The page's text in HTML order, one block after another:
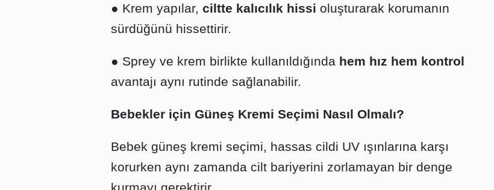
● Krem yapılar, ciltte kalıcılık hissi oluşturarak korumanın
sürdüğünü hissettirir.
● Sprey ve krem birlikte kullanıldığında hem hız hem kontrol
avantajı aynı rutinde sağlanabilir.
Bebekler için Güneş Kremi Seçimi Nasıl Olmalı?
Bebek güneş kremi seçimi, hassas cildi UV ışınlarına karşı
korurken aynı zamanda cilt bariyerini zorlamayan bir denge